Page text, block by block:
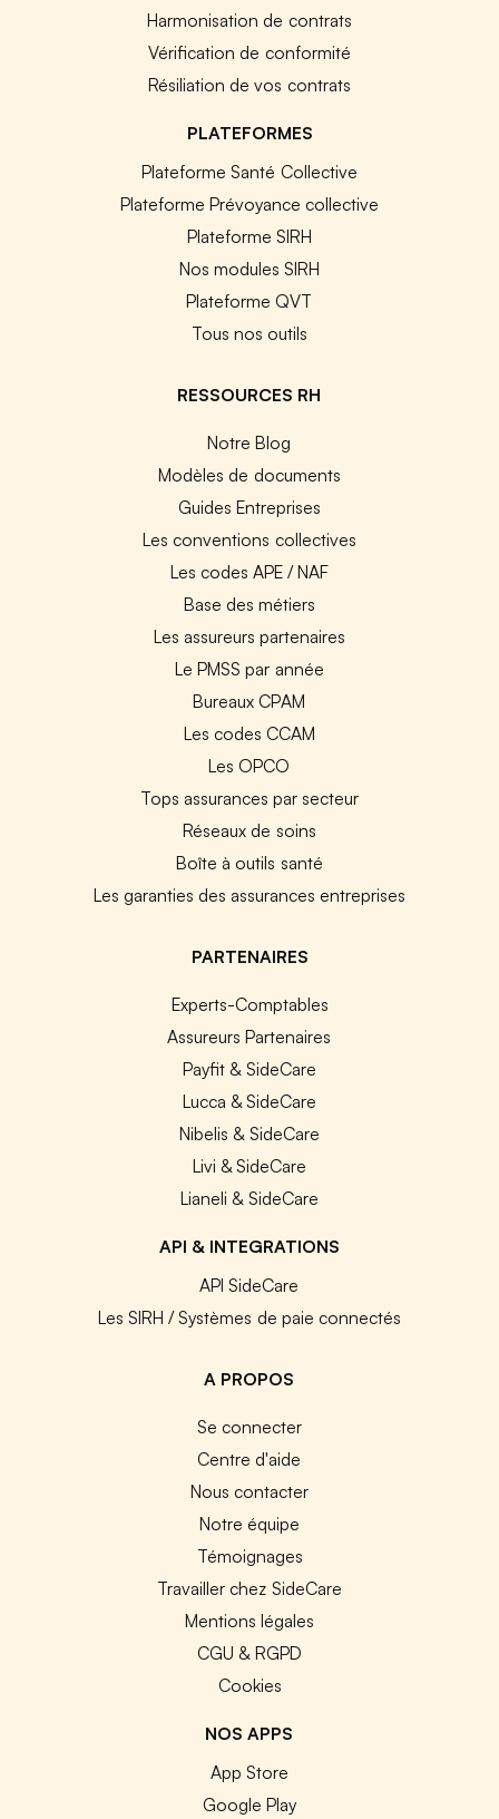
Harmonisation de contrats
Vérification de conformité
Résiliation de vos contrats
PLATEFORMES
Plateforme Santé Collective
Plateforme Prévoyance collective
Plateforme SIRH
Nos modules SIRH
Plateforme QVT
Tous nos outils
RESSOURCES RH
Notre Blog
Modèles de documents
Guides Entreprises
Les conventions collectives
Les codes APE / NAF
Base des métiers
Les assureurs partenaires
Le PMSS par année
Bureaux CPAM
Les codes CCAM
Les OPCO
Tops assurances par secteur
Réseaux de soins
Boîte à outils santé
Les garanties des assurances entreprises
PARTENAIRES
Experts-Comptables
Assureurs Partenaires
Payfit & SideCare
Lucca & SideCare
Nibelis & SideCare
Livi & SideCare
Lianeli & SideCare
API & INTEGRATIONS
API SideCare
Les SIRH / Systèmes de paie connectés
A PROPOS
Se connecter
Centre d'aide
Nous contacter
Notre équipe
Témoignages
Travailler chez SideCare
Mentions légales
CGU & RGPD
Cookies
NOS APPS
App Store
Google Play